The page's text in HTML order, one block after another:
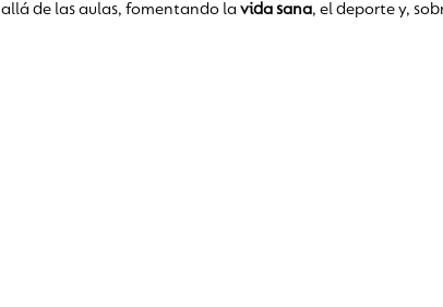
de las aulas, fomentando la vida sana, el deporte y,